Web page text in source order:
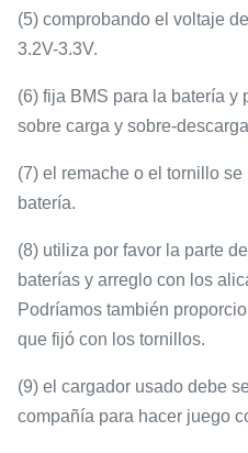
(5) comprobando el voltaje
3.2V-3.3V.
(6) fija BMS para la batería y
sobre carga y sobre-
(7) el remache o el tornillo
batería.
(8) utiliza por favor la parte
baterías y arreglo con los
Podríamos también
que fijó con los tornillos.
(9) el cargador usado debe
compañía para hacer juego